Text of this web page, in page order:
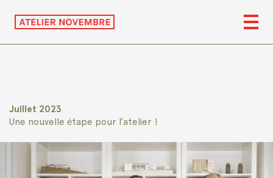
Juillet 2023
Une nouvelle étape pour l’atelier !